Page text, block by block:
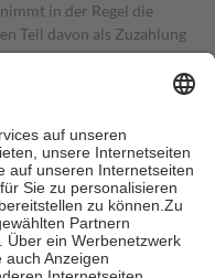
in der Regel die
Teil davon als Zuzahlung
in Höhe von zehn
mehr als die tatsächlichen
für Online-Apotheken.
beträgt die
zehn Euro je
ihre eigene Gesundheit zu